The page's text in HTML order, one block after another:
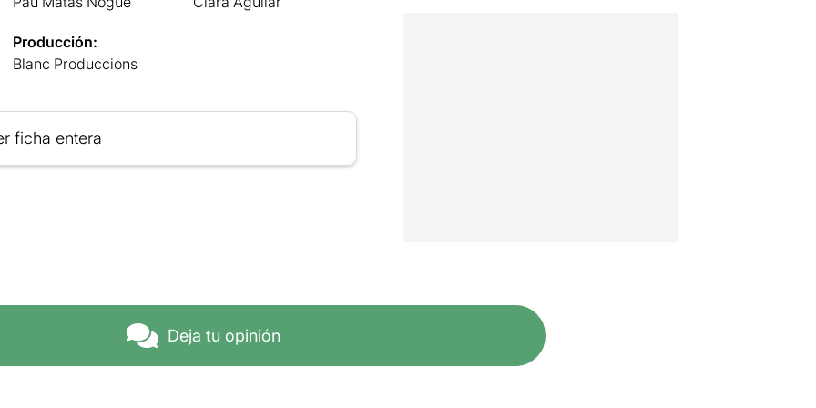
Producción:
Blanc Produccions
ficha entera
Deja tu opinión